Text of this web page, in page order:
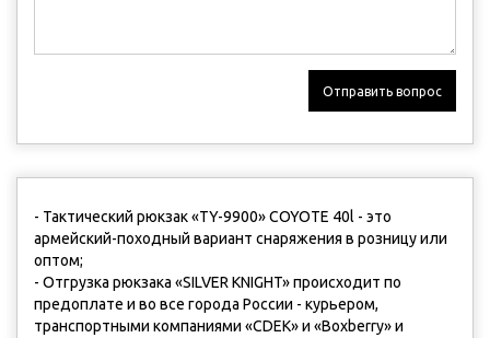
Отправить вопрос
- Тактический рюкзак «TY-9900» COYOTE 40l - это
армейский-походный вариант снаряжения в розницу или
оптом;
- Отгрузка рюкзака «SILVER KNIGHT» происходит по
предоплате и во все города России - курьером,
транспортными компаниями «CDEK» и «Boxberry» и